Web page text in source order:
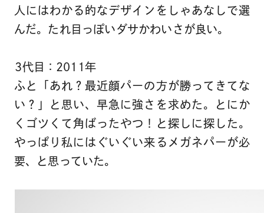
人にはわかる的なデザインをしゃあなしで選
んだ。たれ目っぽいダサかわいさが良い。
3代目：2011年
ふと「あれ？最近顔パーの方が勝ってきてな
い？」と思い、早急に強さを求めた。とにか
くゴツくて角ばったやつ！と探しに探した。
やっぱり私にはぐいぐい来るメガネパーが必
要、と思っていた。